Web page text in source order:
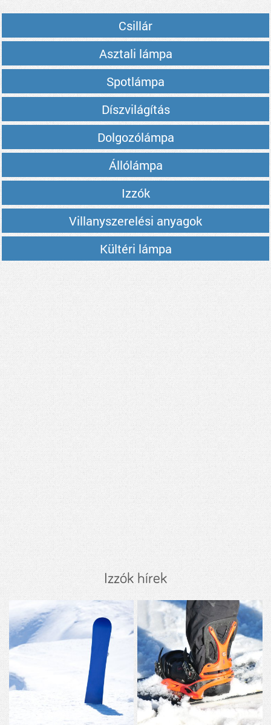
Csillár
Asztali lámpa
Spotlámpa
Díszvilágítás
Dolgozólámpa
Állólámpa
Izzók
Villanyszerelési anyagok
Kültéri lámpa
Izzók hírek